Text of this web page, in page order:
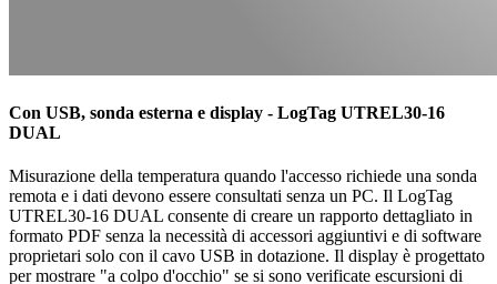
Con USB, sonda esterna e display - LogTag UTREL30-16
DUAL
Misurazione della temperatura quando l'accesso richiede una sonda
remota e i dati devono essere consultati senza un PC. Il LogTag
UTREL30-16 DUAL consente di creare un rapporto dettagliato in
formato PDF senza la necessità di accessori aggiuntivi e di software
proprietari solo con il cavo USB in dotazione. Il display è progettato
per mostrare "a colpo d'occhio" se si sono verificate escursioni di